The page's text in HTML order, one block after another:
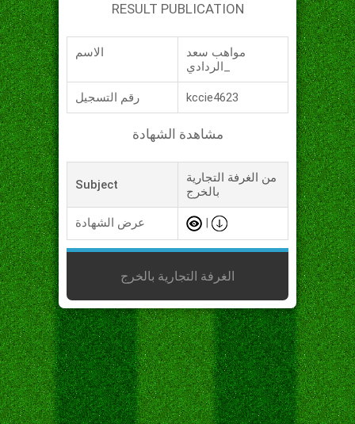
RESULT PUBLICATION
الاسم
مواهب سعد
رقم التسجيل kccie4623
مشاهدة الشهادة
Subject
من الغرفة التجارية
بالخرج
عرض الشهادة
الغرفة التجارية بالخرج